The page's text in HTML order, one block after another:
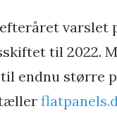
varslet
til 2022.
endnu større